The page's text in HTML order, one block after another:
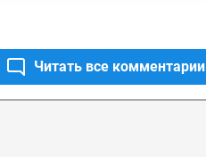
Читать все комментарии